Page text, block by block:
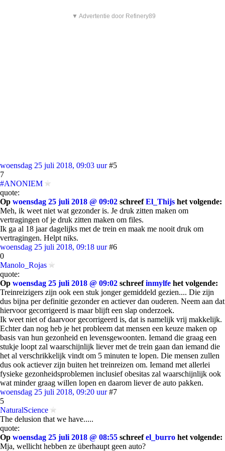
▼ Advertentie door Refinery89
woensdag 25 juli 2018, 09:03 uur #5
7
#ANONIEM
quote:
Op woensdag 25 juli 2018 @ 09:02 schreefEl_Thijs het volgende:
Meh, ik weet niet wat gezonder is. Je druk zitten maken om
vertragingen of je druk zitten maken om files.
Ik ga al 18 jaar dagelijks met de trein en maak me nooit druk om
vertragingen. Helpt niks.
woensdag 25 juli 2018, 09:18 uur #6
0
Manolo_Rojas
quote:
Op woensdag 25 juli 2018 @ 09:02 schreefinmylfe het volgende:
Treinreizigers zijn ook een stuk jonger gemiddeld gezien.... Die zijn
dus bijna per definitie gezonder en actiever dan ouderen. Neem aan dat
hiervoor gecorrigeerd is maar blijft een slap onderzoek.
Ik weet niet of daarvoor gecorrigeerd is, dat is namelijk vrij makkelijk.
Echter dan nog heb je het probleem dat mensen een keuze maken op
basis van hun gezonheid en levensgewoonten. Iemand die graag een
stukje loopt zal waarschijnlijk liever met de trein gaan dan iemand die
het al verschrikkelijk vindt om 5 minuten te lopen. Die mensen zullen
dus ook actiever zijn buiten het treinreizen om. Iemand met allerlei
fysieke gezonheidsproblemen inclusief obesitas zal waarschijnlijk ook
wat minder graag willen lopen en daarom liever de auto pakken.
woensdag 25 juli 2018, 09:20 uur #7
5
NaturalScience
The delusion that we have.....
quote:
Op woensdag 25 juli 2018 @ 08:55 schreefel_burro het volgende:
Mja, wellicht hebben ze überhaupt geen auto?